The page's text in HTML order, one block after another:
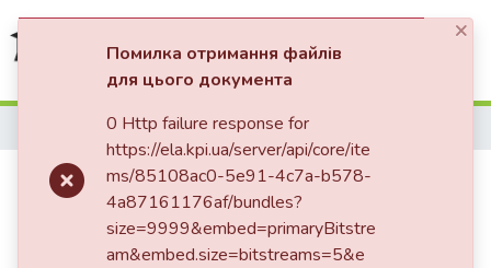
Communities & Collections
All of DSpace
Релейний захист електричної
підстанції 110/10 кВ
×
Помилка отримання файлів
для цього документа
0 Http failure response for
https://ela.kpi.ua/server/api/core/ite
ms/85108ac0-5e91-4c7a-b578-
4a87161176af/bundles?
size=9999&embed=primaryBitstre
am&embed.size=bitstreams=5&e